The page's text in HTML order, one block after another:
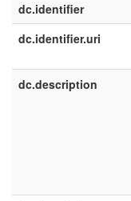
dc.identifier
dc.identifier.uri
dc.description